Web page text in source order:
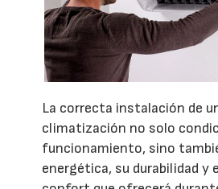
La correcta instalación de
climatización no solo
funcionamiento, sino
energética, su durabilidad y